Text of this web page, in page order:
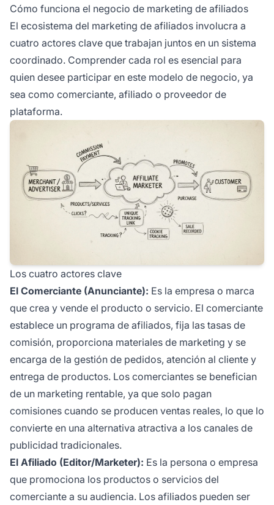
Cómo funciona el negocio de marketing de afiliados
El ecosistema del marketing de afiliados involucra a
cuatro actores clave que trabajan juntos en un sistema
coordinado. Comprender cada rol es esencial para
quien desee participar en este modelo de negocio, ya
sea como comerciante, afiliado o proveedor de
plataforma.
Los cuatro actores clave
El Comerciante (Anunciante): Es la empresa o marca
que crea y vende el producto o servicio. El comerciante
establece un programa de afiliados, fija las tasas de
comisión, proporciona materiales de marketing y se
encarga de la gestión de pedidos, atención al cliente y
entrega de productos. Los comerciantes se benefician
de un marketing rentable, ya que solo pagan
comisiones cuando se producen ventas reales, lo que lo
convierte en una alternativa atractiva a los canales de
publicidad tradicionales.
El Afiliado (Editor/Marketer): Es la persona o empresa
que promociona los productos o servicios del
comerciante a su audiencia. Los afiliados pueden ser